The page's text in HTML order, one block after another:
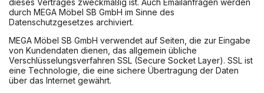
dieses Vertrages zweckmäßig ist. Auch Emailanfragen werden
durch MEGA Möbel SB GmbH im Sinne des
Datenschutzgesetzes archiviert.
MEGA Möbel SB GmbH verwendet auf Seiten, die zur Eingabe
von Kundendaten dienen, das allgemein übliche
Verschlüsselungsverfahren SSL (Secure Socket Layer). SSL ist
eine Technologie, die eine sichere Übertragung der Daten
über das Internet gewährt.